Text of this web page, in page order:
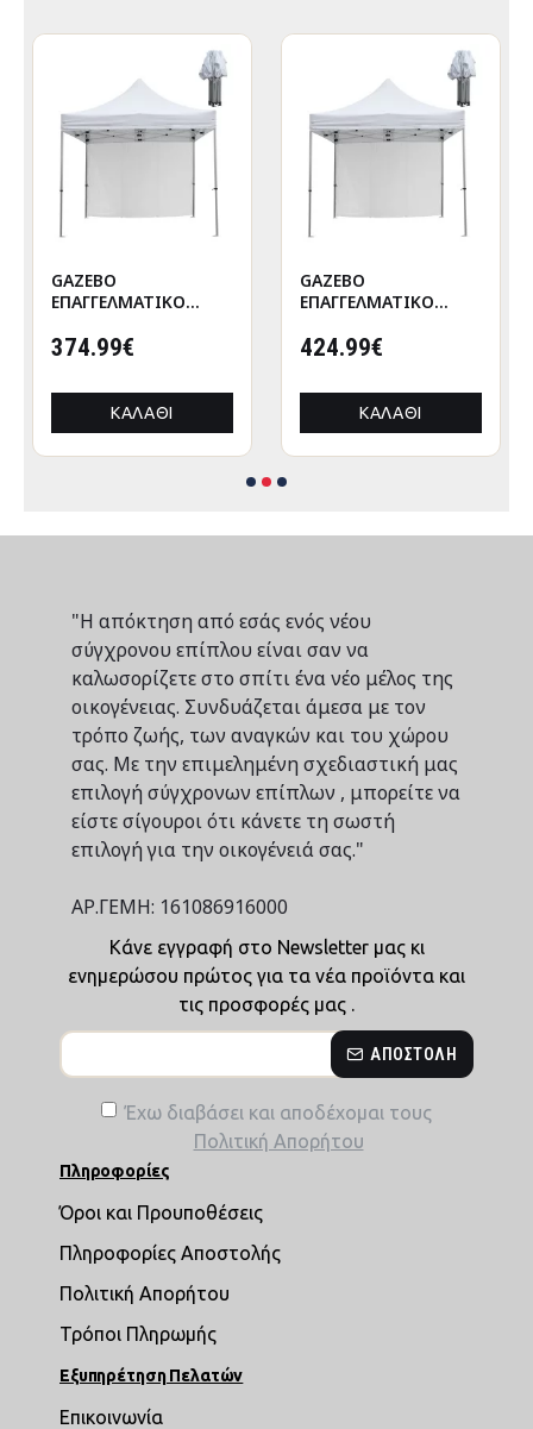
GAZEBO
ΕΠΑΓΓΕΛΜΑΤΙΚΟ
CRESSEN HM21097
ΑΛΟΥΜΙΝΙΟΥ
3x3x3,4Yμ
374.99€
ΚΑΛΆΘΙ
GAZEBO
ΕΠΑΓΓΕΛΜΑΤΙΚΟ
CRESSEN HM21097.01
ΑΛΟΥΜΙΝΙΟΥ
3x3x3,4Yεκ
424.99€
ΚΑΛΆΘΙ
"Η απόκτηση από εσάς ενός νέου
σύγχρονου επίπλου είναι σαν να
καλωσορίζετε στο σπίτι ένα νέο μέλος της
οικογένειας. Συνδυάζεται άμεσα με τον
τρόπο ζωής, των αναγκών και του χώρου
σας. Με την επιμελημένη σχεδιαστική μας
επιλογή σύγχρονων επίπλων , μπορείτε να
είστε σίγουροι ότι κάνετε τη σωστή
επιλογή για την οικογένειά σας."
ΑΡ.ΓΕΜΗ: 161086916000
Κάνε εγγραφή στο Newsletter μας κι
ενημερώσου πρώτος για τα νέα προϊόντα και
τις προσφορές μας .
ΑΠΟΣΤΟΛΉ
Έχω διαβάσει και αποδέχομαι τους
Πολιτική Απορήτου
Πληροφορίες
Όροι και Προυποθέσεις
Πληροφορίες Αποστολής
Πολιτική Απορήτου
Τρόποι Πληρωμής
Εξυπηρέτηση Πελατών
Επικοινωνία